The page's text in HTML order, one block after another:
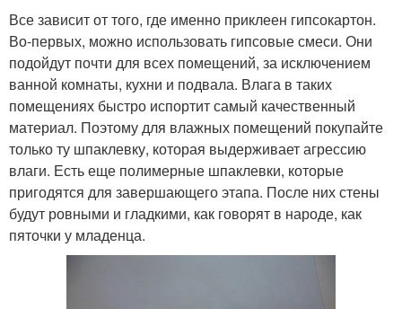
Все зависит от того, где именно приклеен гипсокартон.
Во-первых, можно использовать гипсовые смеси. Они
подойдут почти для всех помещений, за исключением
ванной комнаты, кухни и подвала. Влага в таких
помещениях быстро испортит самый качественный
материал. Поэтому для влажных помещений покупайте
только ту шпаклевку, которая выдерживает агрессию
влаги. Есть еще полимерные шпаклевки, которые
пригодятся для завершающего этапа. После них стены
будут ровными и гладкими, как говорят в народе, как
пяточки у младенца.